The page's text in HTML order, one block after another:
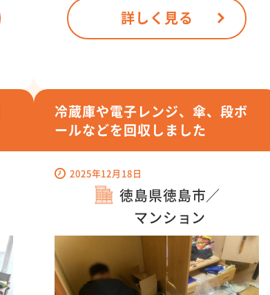
詳しく見る
冷蔵庫や電子レンジ、傘、段ボ
ールなどを回収しました
2025年12月18日
徳島県徳島市／
マンション